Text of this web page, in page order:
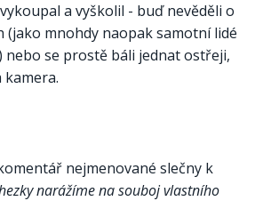
a vyškolil - buď nevěděli o
(jako mnohdy naopak samotní lidé
nebo se prostě báli jednat ostřeji,
nejmenované slečny k
narážíme na souboj vlastního